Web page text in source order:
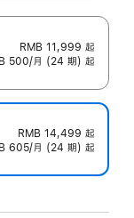
RMB 11,999 起
500/月 (24 期) 起
RMB 14,499 起
605/月 (24 期) 起